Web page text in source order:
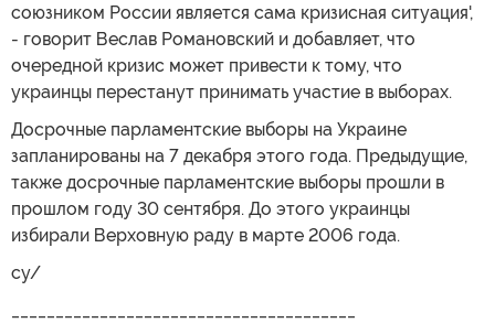
союзником России является сама кризисная ситуация',
- говорит Веслав Романовский и добавляет, что
очередной кризис может привести к тому, что
украинцы перестанут принимать участие в выборах.
Досрочные парламентские выборы на Украине
запланированы на 7 декабря этого года. Предыдущие,
также досрочные парламентские выборы прошли в
прошлом году 30 сентября. До этого украинцы
избирали Верховную раду в марте 2006 года.
су/